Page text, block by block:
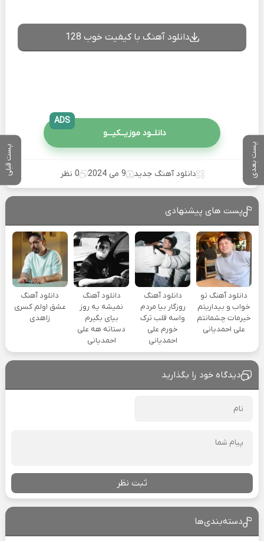
پست بعدی پست قبلی
دانلود آهنگ با کیفیت خوب 128
دانلــود موزیــکیـــو
ADS
دانلود آهنگ جدید 9 می 2024 0 نظر
پست های پیشنهادی
دانلود آهنگ تو
خواب و بیداریتم
خیرمات چشمانتم
علی احمدیانی
دانلود آهنگ
روزگار بیا مردم
واسه قلب ترک
خورم علی
احمدیانی
دانلود آهنگ
نمیشه یه روز
بیای بگیرم
دستاته هه علی
احمدیانی
دانلود آهنگ
عشق اولم کسری
زاهدی
دیدگاه خود را بگذارید
ثبت نظر
دسته‌بندی‌ها